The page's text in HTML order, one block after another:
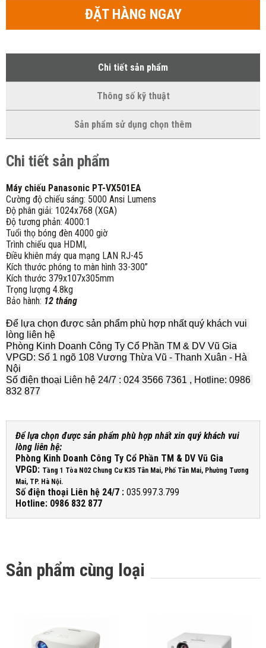
ĐẶT HÀNG NGAY
Chi tiết sản phẩm
Thông số kỹ thuật
Sản phẩm sử dụng chọn thêm
Chi tiết sản phẩm
Máy chiếu Panasonic PT-VX501EA
Cường độ chiếu sáng: 5000 Ansi Lumens
Độ phân giải: 1024x768 (XGA)
Độ tương phản: 4000:1
Tuổi thọ bóng đèn 4000 giờ
Trình chiếu qua HDMI,
Điều khiên máy qua mạng LAN RJ-45
Kích thước phóng to màn hình 33-300”
Kích thước 379x107x305mm
Trọng lượng 4.8kg
Bảo hành: 12 tháng
Để lựa chọn được sản phẩm phù hợp nhất quý khách vui
lòng liên hệ
Phòng Kinh Doanh Công Ty Cổ Phần TM & DV Vũ Gia
VPGD: Số 1 ngõ 108 Vương Thừa Vũ - Thanh Xuân - Hà
Nội
Số điện thoại Liên hệ 24/7 : 024 3566 7361 , Hotline: 0986
832 877
Để lựa chọn được sản phẩm phù hợp nhất xin quý khách vui
lòng liên hệ:
Phòng Kinh Doanh Công Ty Cổ Phần TM & DV Vũ Gia
VPGD: Tầng 1 Tòa N02 Chung Cư K35 Tân Mai, Phố Tân Mai, Phường Tương
Mai, TP. Hà Nội.
Số điện thoại Liên hệ 24/7 : 035.997.3.799
Hotline: 0986 832 877
Sản phẩm cùng loại